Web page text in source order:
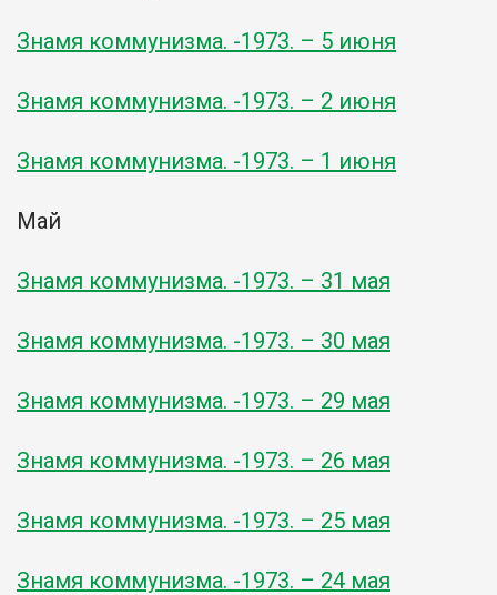
Знамя коммунизма. -1973. – 5 июня
Знамя коммунизма. -1973. – 2 июня
Знамя коммунизма. -1973. – 1 июня
Май
Знамя коммунизма. -1973. – 31 мая
Знамя коммунизма. -1973. – 30 мая
Знамя коммунизма. -1973. – 29 мая
Знамя коммунизма. -1973. – 26 мая
Знамя коммунизма. -1973. – 25 мая
Знамя коммунизма. -1973. – 24 мая